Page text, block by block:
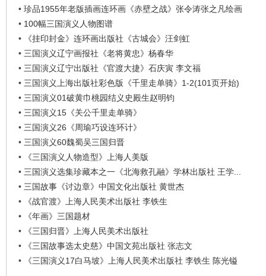
• 珍品1955年老版插画连环画《赤壁之战》张令涛张之凡绘画
• 100幅三国演义人物图谱
•
《挂印封金》连环画出版社《古城会》汪剑虹
• 三国演义辽宁画报社《老将黄忠》杨春华
• 三国演义辽宁出版社《官渡大捷》石庆寅 李文福
• 三国演义上海出版社彩色版《千里走单骑》1-2(101页开始)
• 三国演义01破黄巾桃园结义史殿生赵明钧
• 三国演义15《关公千里走单骑》
• 三国演义26《周瑜巧设连环计》
• 三国演义60魏蜀吴三国归晋
•
《三国演义人物造型》上海人美版
• 三国演义选集珍藏本之一《北海救孔融》学林出版社 王学...
• 三国故事《讨边章》中国文化出版社 黄世杰
•
《战官渡》上海人民美术出版社 李铁生
•
《年画》三国题材
•
《三国归晋》上海人民美术出版社
•
《三国故事选太史慈》中国文苑出版社 张志文
•
《三国演义17白马坡》上海人民美术出版社 李铁生 陈光镒